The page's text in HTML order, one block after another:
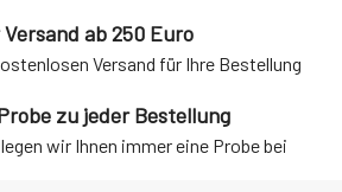
ab 250 Euro
Versand für Ihre Bestellung
zu jeder Bestellung
wir Ihnen immer eine Probe bei